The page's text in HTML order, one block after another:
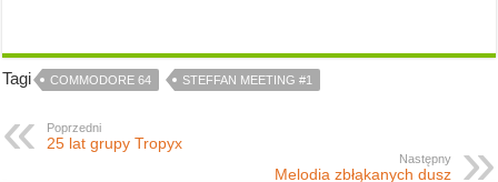
wydarzenia czekało szereg
atrakcji o charakterze
informacji o meetingach,
które same w sobie
niewiele wnoszą dla
Commodore 64. Bez
Tagi COMMODORE 64 STEFFAN MEETING #1
Poprzedni
25 lat grupy Tropyx
Następny
Melodia zbłąkanych dusz